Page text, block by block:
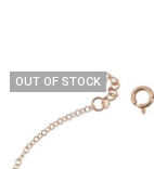
OUT OF STOCK